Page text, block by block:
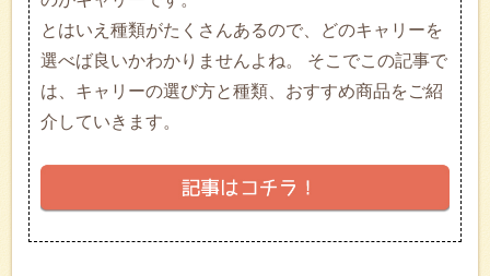
とはいえ種類がたくさんあるので、どのキャリーを
選べば良いかわかりませんよね。 そこでこの記事で
は、キャリーの選び方と種類、おすすめ商品をご紹
介していきます。